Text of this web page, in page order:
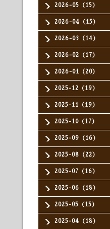
2026-05（15）
2026-04（15）
2026-03（14）
2026-02（17）
2026-01（20）
2025-12（19）
2025-11（19）
2025-10（17）
2025-09（16）
2025-08（22）
2025-07（16）
2025-06（18）
2025-05（15）
2025-04（18）